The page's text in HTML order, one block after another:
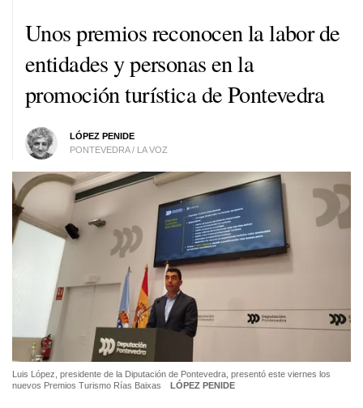
Unos premios reconocen la labor de
entidades y personas en la
promoción turística de Pontevedra
LÓPEZ PENIDE
PONTEVEDRA / LA VOZ
Luis López, presidente de la Diputación de Pontevedra, presentó este viernes los
nuevos Premios Turismo Rías Baixas
LÓPEZ PENIDE